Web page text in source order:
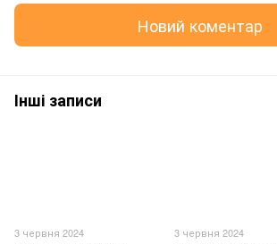
Новий коментар
Інші записи
3 червня 2024 3 червня 2024